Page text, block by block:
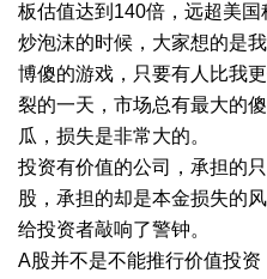
板估值达到140倍，远超美国
炒泡沫的时候，大家想的是
博傻的游戏，只要有人比我
裂的一天，市场总有最大的
瓜，损失是非常大的。
投资有价值的公司，承担的
股，承担的却是本金损失的
给投资者敲响了警钟。
A股并不是不能推行价值投